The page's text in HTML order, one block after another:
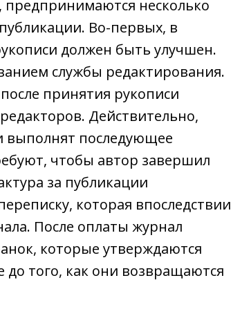
предпринимаются несколько
Во-первых, в
должен быть улучшен.
службы редактирования.
принятия рукописи
Действительно,
выполнят последующее
чтобы автор завершил
за публикации
которая впоследствии
После оплаты журнал
которые утверждаются
того, как они возвращаются